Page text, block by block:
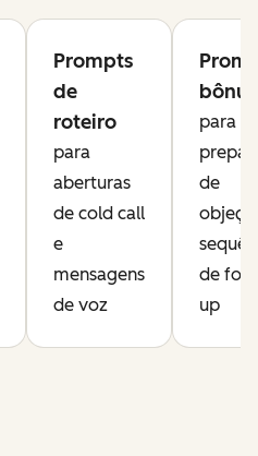
Prompts
de
roteiro
para
aberturas
de cold call
e
mensagens
de voz
bônus
para
de
de
up